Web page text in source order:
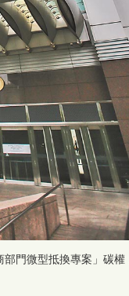
門微型抵換專案」碳